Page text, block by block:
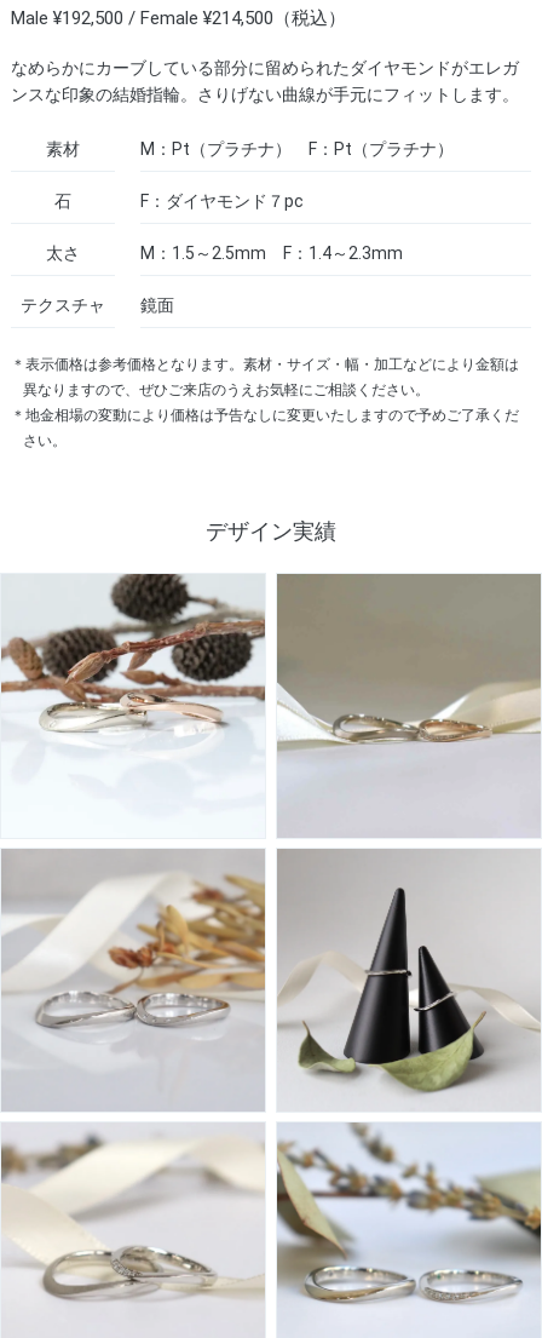
Male ¥192,500 / Female ¥214,500（税込）
なめらかにカーブしている部分に留められたダイヤモンドがエレガ
ンスな印象の結婚指輪。さりげない曲線が手元にフィットします。
素材 M：Pt（プラチナ） F：Pt（プラチナ）
石 F：ダイヤモンド７pc
太さ M：1.5～2.5mm F：1.4～2.3mm
テクスチャ 鏡面
＊表示価格は参考価格となります。素材・サイズ・幅・加工などにより金額は
異なりますので、ぜひご来店のうえお気軽にご相談ください。
＊地金相場の変動により価格は予告なしに変更いたしますので予めご了承くだ
さい。
デザイン実績